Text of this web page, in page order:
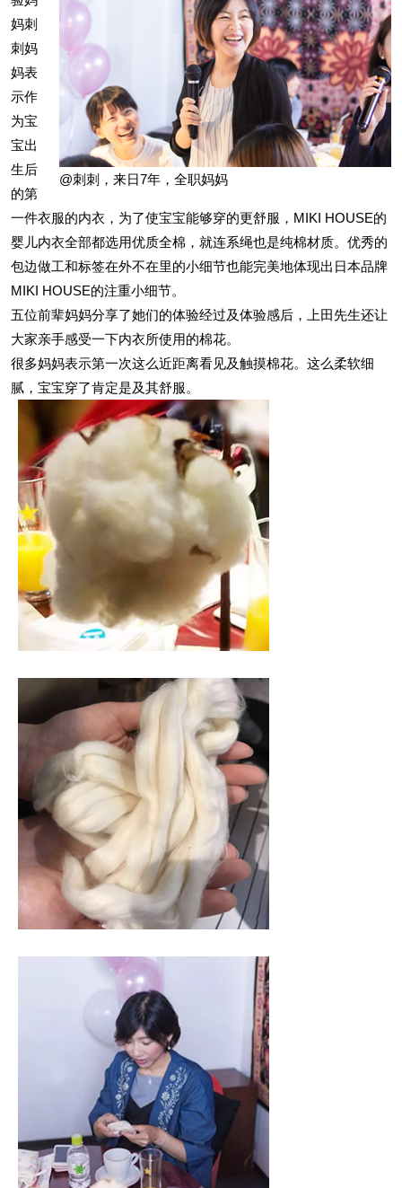
@刺刺，来日7年，全职妈妈
妈刺
刺妈
妈表
示作
为宝
宝出
生后
的第
一件衣服的内衣，为了使宝宝能够穿的更舒服，MIKI HOUSE的
婴儿内衣全部都选用优质全棉，就连系绳也是纯棉材质。优秀的
包边做工和标签在外不在里的小细节也能完美地体现出日本品牌
MIKI HOUSE的注重小细节。
五位前辈妈妈分享了她们的体验经过及体验感后，上田先生还让
大家亲手感受一下内衣所使用的棉花。
很多妈妈表示第一次这么近距离看见及触摸棉花。这么柔软细
腻，宝宝穿了肯定是及其舒服。